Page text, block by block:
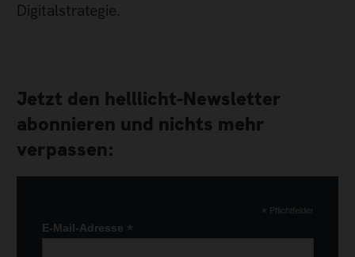
Digitalstrategie.
Jetzt den helllicht-Newsletter
abonnieren und nichts mehr
verpassen:
* Pflichtfelder
E-Mail-Adresse *